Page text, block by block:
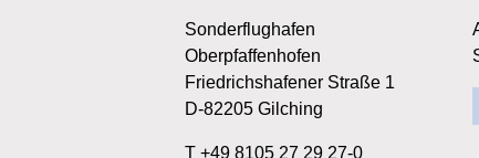
Sonderflughafen
Oberpfaffenhofen
Friedrichshafener Straße 1
D-82205 Gilching
T +49 8105 27 29 27-0